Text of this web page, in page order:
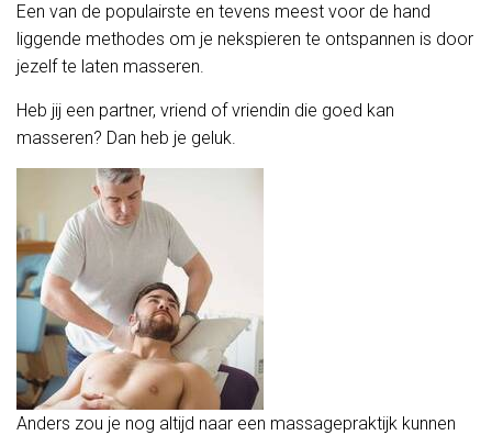
Een van de populairste en tevens meest voor de hand
liggende methodes om je nekspieren te ontspannen is door
jezelf te laten masseren.
Heb jij een partner, vriend of vriendin die goed kan
masseren? Dan heb je geluk.
Anders zou je nog altijd naar een massagepraktijk kunnen